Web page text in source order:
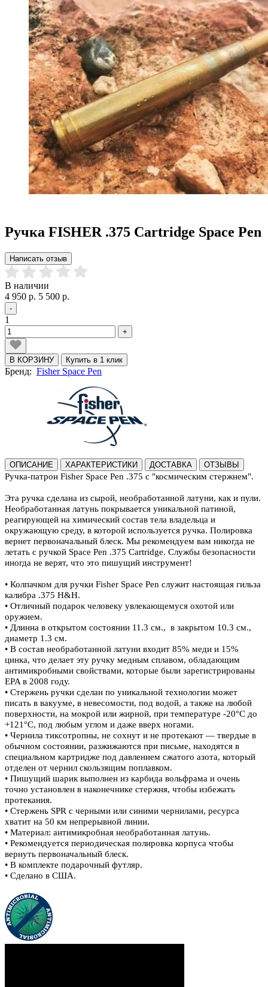
Ручка FISHER .375 Cartridge Space Pen
Написать отзыв
В наличии
4 950 р. 5 500 р.
-
1
+
В КОРЗИНУ Купить в 1 клик
Бренд: Fisher Space Pen
ОПИСАНИЕ ХАРАКТЕРИСТИКИ ДОСТАВКА ОТЗЫВЫ
Ручка-патрон Fisher Space Pen .375 с "космическим стержнем".
Эта ручка сделана из сырой, необработанной латуни, как и пули.
Необработанная латунь покрывается уникальной патиной,
реагирующей на химический состав тела владельца и
окружающую среду, в которой используется ручка. Полировка
вернет первоначальный блеск. Мы рекомендуем вам никогда не
летать с ручкой Space Pen .375 Cartridge. Службы безопасности
иногда не верят, что это пишущий инструмент!
• Колпачком для ручки Fisher Space Pen служит настоящая гильза
калибра .375 H&H.
• Отличный подарок человеку увлекающемуся охотой или
оружием.
• Длинна в открытом состоянии 11.3 см., в закрытом 10.3 см.,
диаметр 1.3 см.
• В состав необработанной латуни входит 85% меди и 15%
цинка, что делает эту ручку медным сплавом, обладающим
антимикробными свойствами, которые были зарегистрированы
EPA в 2008 году.
• Стержень ручки сделан по уникальной технологии может
писать в вакууме, в невесомости, под водой, а также на любой
поверхности, на мокрой или жирной, при температуре -20°C до
+121°C, под любым углом и даже вверх ногами.
• Чернила тиксотропны, не сохнут и не протекают — твердые в
обычном состоянии, разжижаются при письме, находятся в
специальном картридже под давлением сжатого азота, который
отделен от чернил скользящим поплавком.
• Пишущий шарик выполнен из карбида вольфрама и очень
точно установлен в наконечнике стержня, чтобы избежать
протекания.
• Стержень SPR с черными или синими чернилами, ресурса
хватит на 50 км непрерывной линии.
• Материал: антимикробная необработанная латунь.
• Рекомендуется периодическая полировка корпуса чтобы
вернуть первоначальный блеск.
• В комплекте подарочный футляр.
• Сделано в США.